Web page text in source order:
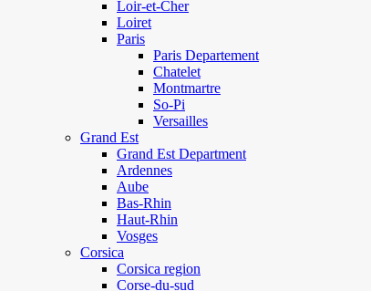
Loir-et-Cher
Loiret
Paris
Paris Departement
Chatelet
Montmartre
So-Pi
Versailles
Grand Est
Grand Est Department
Ardennes
Aube
Bas-Rhin
Haut-Rhin
Vosges
Corsica
Corsica region
Corse-du-sud